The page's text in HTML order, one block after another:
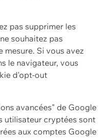
pas supprimer les
souhaitez pas
mesure. Si vous avez
le navigateur, vous
d'opt-out
avancées" de Google
utilisateur cryptées sont
aux comptes Google